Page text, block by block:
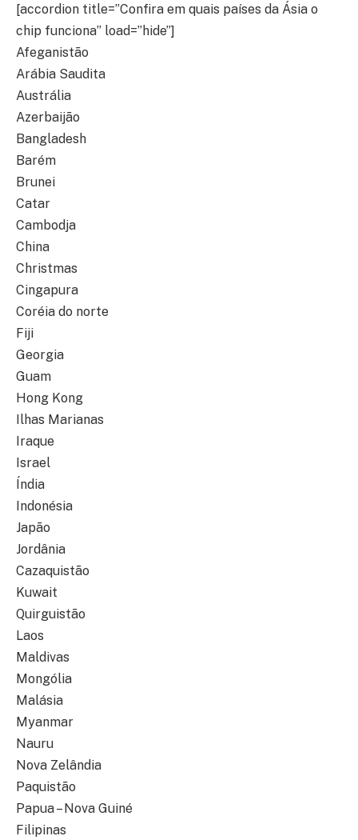
[accordion title=”Confira em quais países da Ásia o
chip funciona” load=”hide”]
Afeganistão
Arábia Saudita
Austrália
Azerbaijão
Bangladesh
Barém
Brunei
Catar
Cambodja
China
Christmas
Cingapura
Coréia do norte
Fiji
Georgia
Guam
Hong Kong
Ilhas Marianas
Iraque
Israel
Índia
Indonésia
Japão
Jordânia
Cazaquistão
Kuwait
Quirguistão
Laos
Maldivas
Mongólia
Malásia
Myanmar
Nauru
Nova Zelândia
Paquistão
Papua – Nova Guiné
Filipinas